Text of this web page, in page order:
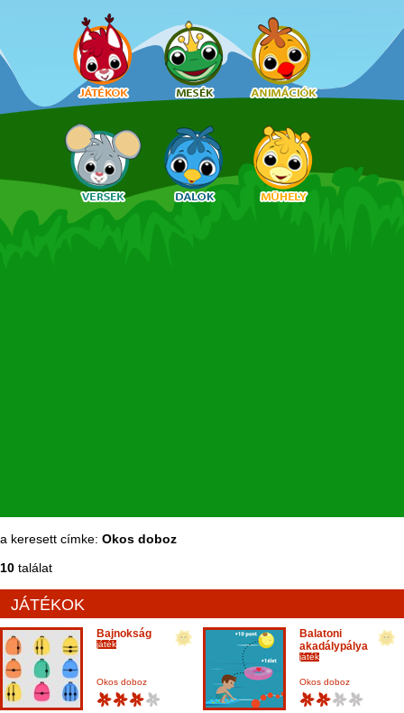
a keresett címke: Okos doboz
10 találat
JÁTÉKOK
Bajnokság
játék
Okos doboz
Balatoni
akadálypálya
játék
Okos doboz